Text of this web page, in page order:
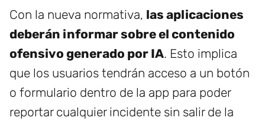
Con la nueva normativa, las aplicaciones
deberán informar sobre el contenido
ofensivo generado por IA. Esto implica
que los usuarios tendrán acceso a un botón
o formulario dentro de la app para poder
reportar cualquier incidente sin salir de la